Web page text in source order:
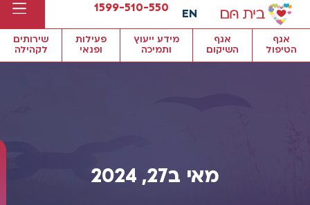
EN
1599-510-550
אגף
הטיפול
אגף
השיקום
מידע ייעוץ
ותמיכה
פעילות
ופנאי
שירותים
לקהילה
מאי ב27, 2024